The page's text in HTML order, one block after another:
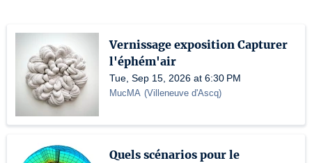
Vernissage exposition Capturer
l'éphém'air
Tue, Sep 15, 2026 at 6:30 PM
MucMA (Villeneuve d'Ascq)
Quels scénarios pour le